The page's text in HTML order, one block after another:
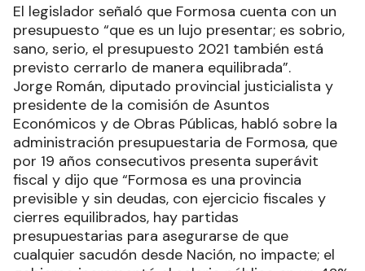
El legislador señaló que Formosa cuenta con un
presupuesto “que es un lujo presentar; es sobrio,
sano, serio, el presupuesto 2021 también está
previsto cerrarlo de manera equilibrada”.
Jorge Román, diputado provincial justicialista y
presidente de la comisión de Asuntos
Económicos y de Obras Públicas, habló sobre la
administración presupuestaria de Formosa, que
por 19 años consecutivos presenta superávit
fiscal y dijo que “Formosa es una provincia
previsible y sin deudas, con ejercicio fiscales y
cierres equilibrados, hay partidas
presupuestarias para asegurarse de que
cualquier sacudón desde Nación, no impacte; el